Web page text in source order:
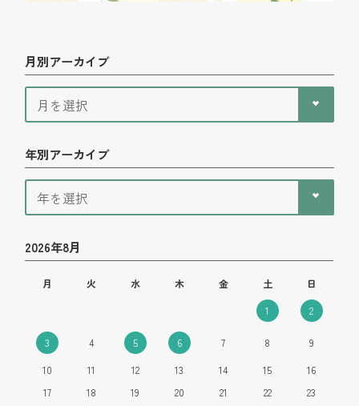
月別アーカイブ
年別アーカイブ
2026年8月
月 火 水 木 金 土 日
1 2
3 4 5 6 7 8
9
10
11 12 13 14 15
16
17
18 19 20 21 22
23